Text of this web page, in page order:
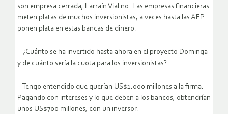
son empresa cerrada, Larraín Vial no. Las empresas financieras
meten platas de muchos inversionistas, a veces hasta las AFP
ponen plata en estas bancas de dinero.
– ¿Cuánto se ha invertido hasta ahora en el proyecto Dominga
y de cuánto sería la cuota para los inversionistas?
– Tengo entendido que querían US$1.000 millones a la firma.
Pagando con intereses y lo que deben a los bancos, obtendrían
unos US$700 millones, con un inversor.